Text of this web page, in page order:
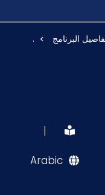
البرنامج .
|
Arabic